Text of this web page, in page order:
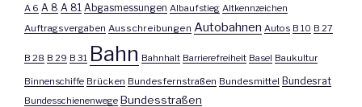
A 6 A 8 A 81 Abgasmessungen Albaufstieg Altkennzeichen
Auftragsvergaben Ausschreibungen Autobahnen Autos B 10 B 27
B 28 B 29 B 31 Bahn Bahnhalt Barrierefreiheit Basel Baukultur
Binnenschiffe Brücken Bundesfernstraßen Bundesmittel Bundesrat
Bundesschienenwege Bundesstraßen